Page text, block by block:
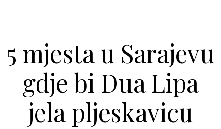
5 mjesta u Sarajevu
gdje bi Dua Lipa
jela pljeskavicu